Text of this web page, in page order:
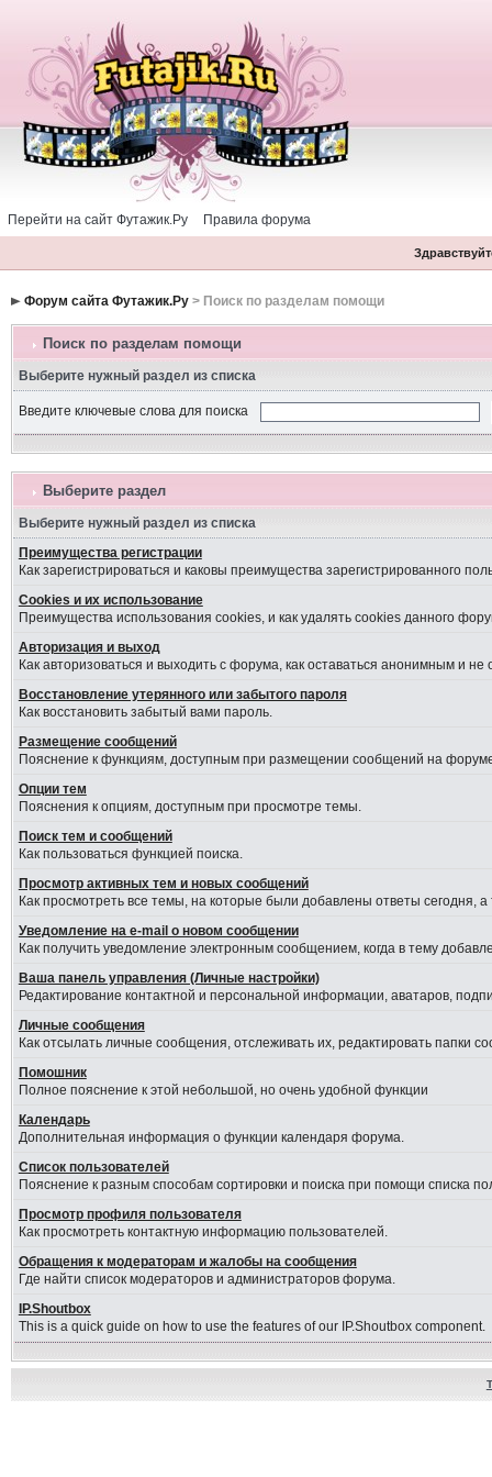
Перейти на сайт Футажик.Ру Правила форума
Форум сайта Футажик.Ру> Поиск по разделам помощи
Поиск по разделам помощи
Выберите нужный раздел из списка
Введите ключевые слова для поиска
Выберите раздел
Выберите нужный раздел из списка
Преимущества регистрации
Как зарегистрироваться и каковы преимущества зарегистрированного
Cookies и их использование
Преимущества использования cookies, и как удалять cookies данного
Авторизация и выход
Как авторизоваться и выходить с форума, как оставаться анонимным и
Восстановление утерянного или забытого пароля
Как восстановить забытый вами пароль.
Размещение сообщений
Пояснение к функциям, доступным при размещении сообщений на
Опции тем
Пояснения к опциям, доступным при просмотре темы.
Поиск тем и сообщений
Как пользоваться функцией поиска.
Просмотр активных тем и новых сообщений
Как просмотреть все темы, на которые были добавлены ответы сегодня,
Уведомление на е-mail о новом сообщении
Как получить уведомление электронным сообщением, когда в тему
Ваша панель управления (Личные настройки)
Редактирование контактной и персональной информации, аватаров,
Личные сообщения
Как отсылать личные сообщения, отслеживать их, редактировать папки
Помошник
Полное пояснение к этой небольшой, но очень удобной функции
Календарь
Дополнительная информация о функции календаря форума.
Список пользователей
Пояснение к разным способам сортировки и поиска при помощи списка
Просмотр профиля пользователя
Как просмотреть контактную информацию пользователей.
Обращения к модераторам и жалобы на сообщения
Где найти список модераторов и администраторов форума.
IP.Shoutbox
This is a quick guide on how to use the features of our IP.Shoutbox component.